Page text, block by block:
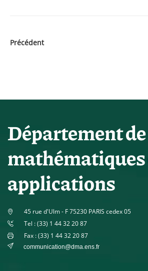
Précédent
Département de
applications
45 rue d'Ulm - F 75230 PARIS cedex 05
Tel : (33) 1 44 32 20 87
Fax : (33) 1 44 32 20 87
communication@dma.ens.fr